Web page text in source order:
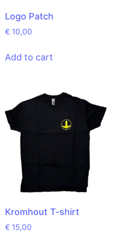
Logo Patch
€ 10,00
Add to cart
Kromhout T-shirt
€ 15,00